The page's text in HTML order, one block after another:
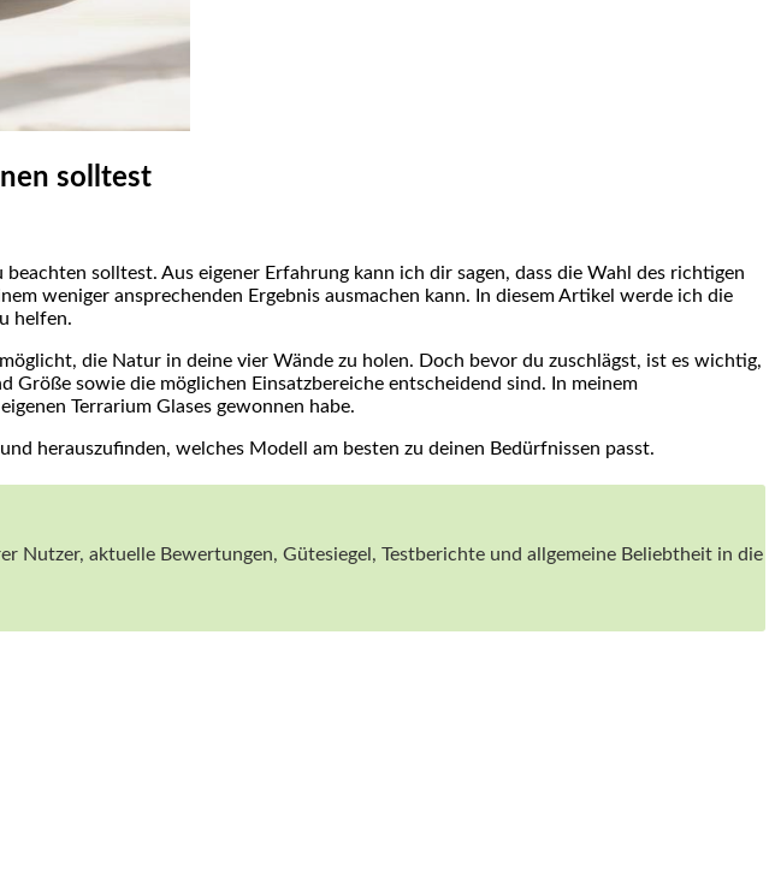
solltest
solltest. Aus eigener Erfahrung kann ich dir sagen, dass die Wahl des richtigen
weniger ansprechenden Ergebnis ausmachen ⁢kann. In diesem Artikel werde ich‌ die
helfen.
‍die ‍Natur in deine vier Wände ​zu holen. Doch bevor du zuschlägst, ist es wichtig,
sowie die möglichen Einsatzbereiche entscheidend sind. In meinem​
Terrarium Glases gewonnen habe.
herauszufinden, welches Modell am besten zu deinen ⁤Bedürfnissen passt.
aktuelle Bewertungen, Gütesiegel, ⁤Testberichte und ⁤allgemeine Beliebtheit in die